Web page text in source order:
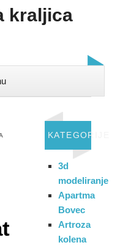
kraljica
KATEGORIJE
3d
modeliranje
Apartma
Bovec
Artroza
kolena